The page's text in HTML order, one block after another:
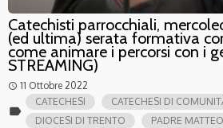
Catechisti parrocchiali,
(ed ultima) serata formativa
come animare i percorsi con i
STREAMING)
access_time 11 Ottobre 2022
label
CATECHESI
CATECHESI DI
DIOCESI DI TRENTO
PADRE